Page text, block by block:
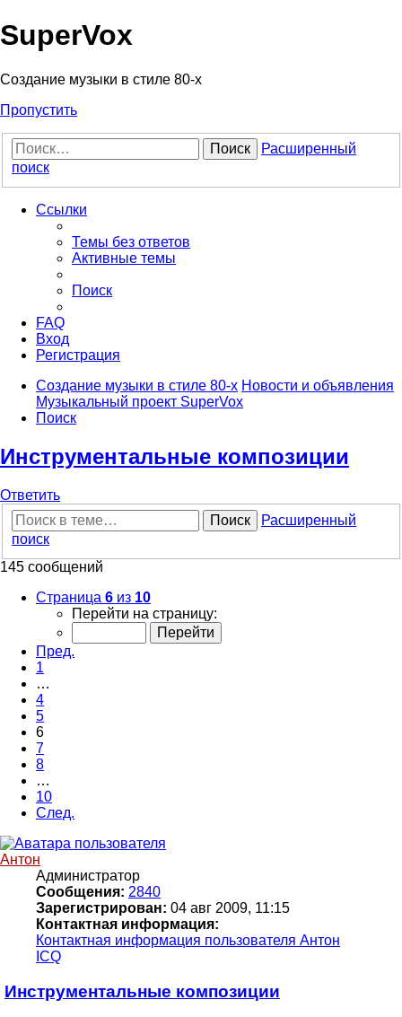
Регистрация
SuperVox
Создание музыки в стиле 80-х
Пропустить
Поиск
Расширенный
поиск
Ссылки
Темы без ответов
Активные темы
Поиск
FAQ
Вход
Регистрация
Создание музыки в стиле 80-х Новости и объявления
Музыкальный проект SuperVox
Поиск
Инструментальные композиции
Ответить
Ответить
Поиск
Расширенный
поиск
145 сообщений
Страница 6 из 10
Перейти на страницу:
Пред.
1
…
4
5
6
7
8
…
10
След.
Антон
Администратор
Сообщения: 2840
Зарегистрирован: 04 авг 2009, 11:15
Контактная информация:
Контактная информация пользователя Антон
ICQ
Инструментальные композиции